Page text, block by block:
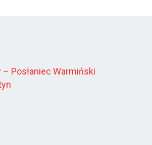
Posłaniec Warmiński